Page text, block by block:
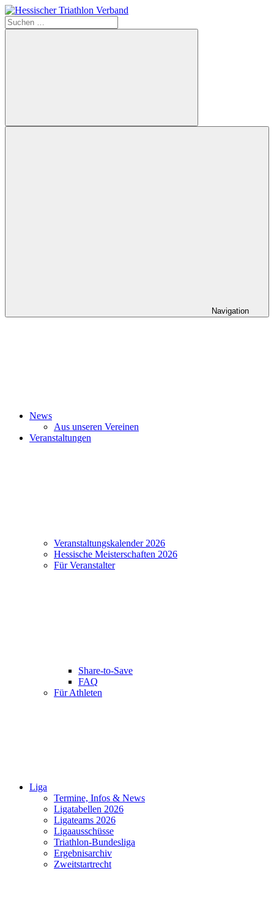
Zum
Inhalt
springen
Hessischer
Suchen
nach:
Suchen
Navigation
News
Aus unseren Vereinen
Veranstaltungen
Veranstaltungskalender 2026
Hessische Meisterschaften 2026
Für Veranstalter
Share-to-Save
FAQ
Für Athleten
Liga
Termine, Infos & News
Ligatabellen 2026
Ligateams 2026
Ligaausschüsse
Triathlon-Bundesliga
Ergebnisarchiv
Zweitstartrecht